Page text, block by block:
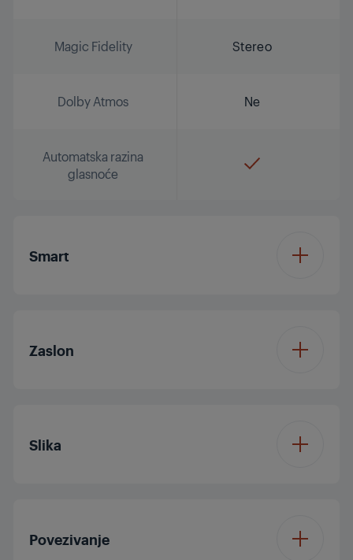
Magic Fidelity Stereo
Dolby Atmos Ne
Automatska razina
glasnoće
Smart
Zaslon
Slika
Povezivanje